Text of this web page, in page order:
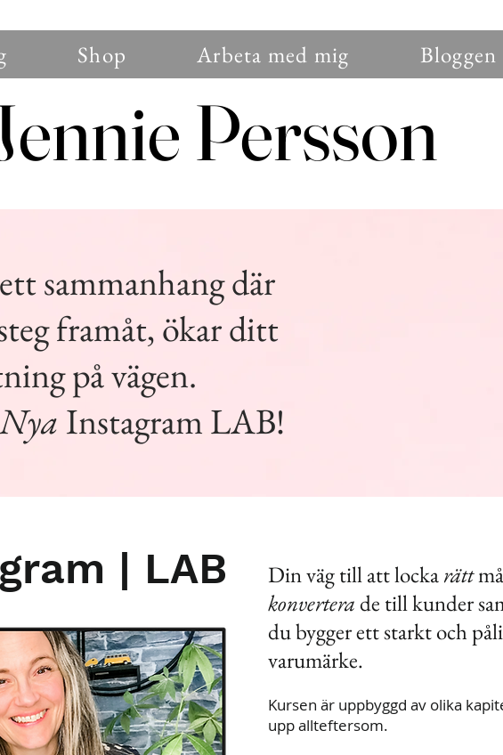
Shop Arbeta med mig Bloggen
Persson
Persson
sammanhang där
framåt, ökar ditt
på vägen.
Nya Instagram LAB!
| LAB Din väg till att lockarätt
konvertera de till kunder
du bygger ett starkt och
varumärke.
Kursen är uppbyggd av olika
upp allteftersom.